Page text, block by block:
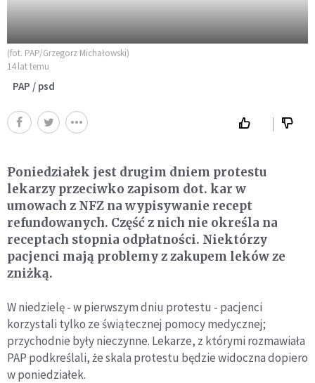
(fot. PAP/Grzegorz Michałowski)
14 lat temu
PAP / psd
Poniedziałek jest drugim dniem protestu
lekarzy przeciwko zapisom dot. kar w
umowach z NFZ na wypisywanie recept
refundowanych. Część z nich nie określa na
receptach stopnia odpłatności. Niektórzy
pacjenci mają problemy z zakupem leków ze
zniżką.
W niedzielę - w pierwszym dniu protestu - pacjenci
korzystali tylko ze świątecznej pomocy medycznej;
przychodnie były nieczynne. Lekarze, z którymi rozmawiała
PAP podkreślali, że skala protestu będzie widoczna dopiero
w poniedziałek.